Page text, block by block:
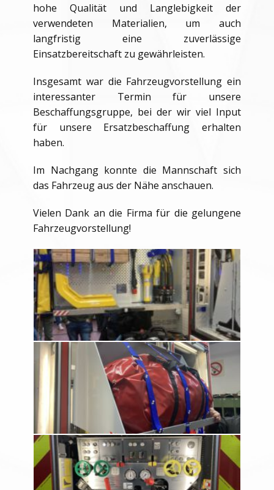
hohe Qualität und Langlebigkeit der
verwendeten Materialien, um auch
langfristig eine zuverlässige
Einsatzbereitschaft zu gewährleisten.
Insgesamt war die Fahrzeugvorstellung ein
interessanter Termin für unsere
Beschaffungsgruppe, bei der wir viel Input
für unsere Ersatzbeschaffung erhalten
haben.
Im Nachgang konnte die Mannschaft sich
das Fahrzeug aus der Nähe anschauen.
Vielen Dank an die Firma für die gelungene
Fahrzeugvorstellung!